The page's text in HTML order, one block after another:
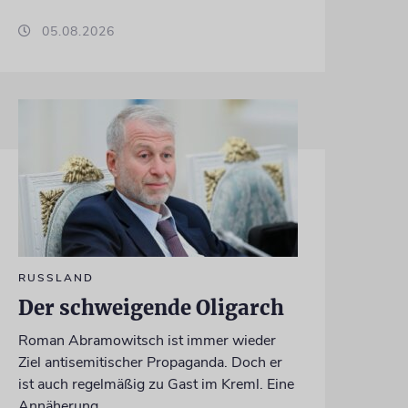
05.08.2026
RUSSLAND
Der schweigende Oligarch
Roman Abramowitsch ist immer wieder
Ziel antisemitischer Propaganda. Doch er
ist auch regelmäßig zu Gast im Kreml. Eine